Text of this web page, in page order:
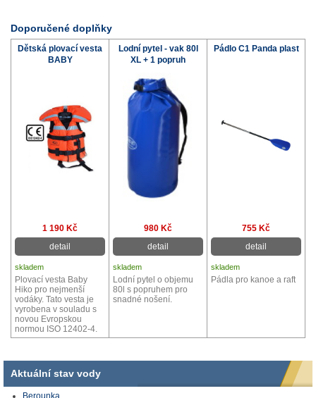
Doporučené doplňky
Dětská plovací vesta
BABY
Lodní pytel - vak 80l
XL + 1 popruh
Pádlo C1 Panda plast
1 190 Kč
detail
980 Kč
detail
755 Kč
detail
skladem skladem skladem
Plovací vesta Baby
Hiko pro nejmenší
vodáky. Tato vesta je
vyrobena v souladu s
novou Evropskou
normou ISO 12402-4.
Lodní pytel o objemu
80l s popruhem pro
snadné nošení.
Pádla pro kanoe a raft
Aktuální stav vody
Berounka